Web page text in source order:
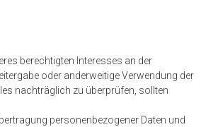
berechtigten Interesses an der
oder anderweitige Verwendung der
nachträglich zu überprüfen, sollten
personenbezogener Daten und